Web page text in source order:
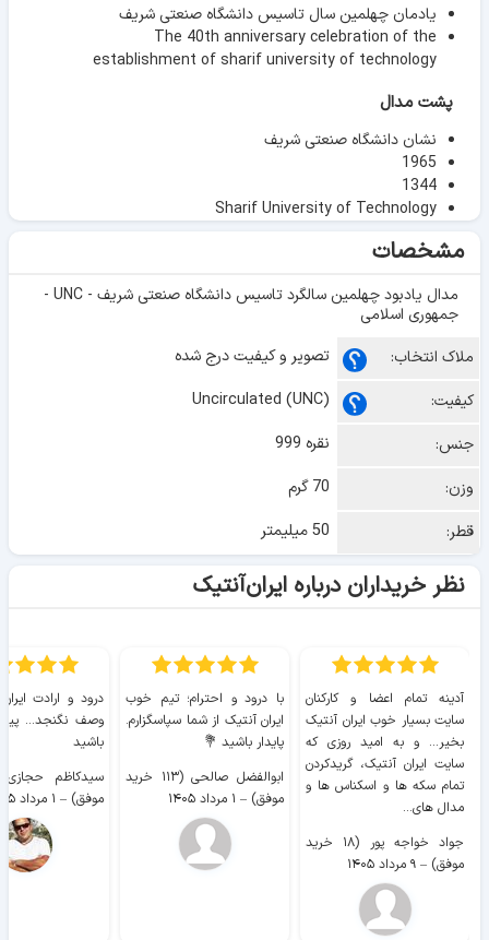
یادمان چهلمین سال تاسیس دانشگاه صنعتی شریف
The 40th anniversary celebration of the
establishment of sharif university of technology
پشت مدال
نشان دانشگاه صنعتی شریف
1965
1344
Sharif University of Technology
مشخصات
مدال یادبود چهلمین سالگرد تاسیس دانشگاه صنعتی شریف - UNC -
جمهوری اسلامی
ملاک انتخاب:
تصویر و کیفیت درج شده
کیفیت:
Uncirculated (UNC)
جنس:
نقره 999
وزن:
70 گرم
قطر:
50 میلیمتر
نظر خریداران درباره ایران‌آنتیک
آدینه تمام اعضا و کارکنان
سایت بسیار خوب ايران آنتیک
بخیر... و به امید روزی که
سایت ايران آنتیک، گریدکردن
تمام سکه ها و اسکناس ها و
مدال های...
جواد خواجه پور (۱۸ خرید
موفق) – ۹ مرداد ۱۴۰۵
با درود و احترام؛ تیم خوب
ایران آنتیک از شما سپاسگزارم.
پایدار باشید 💐
ابوالفضل صالحی (۱۱۳ خرید
موفق) – ۱ مرداد ۱۴۰۵
درود و ارادت
وصف نگنجد...
باشید
موفق) – ۱ مرداد ۱۴۰۵